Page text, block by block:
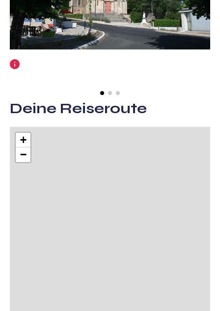
Weitere
Deine Reiseroute
+
−